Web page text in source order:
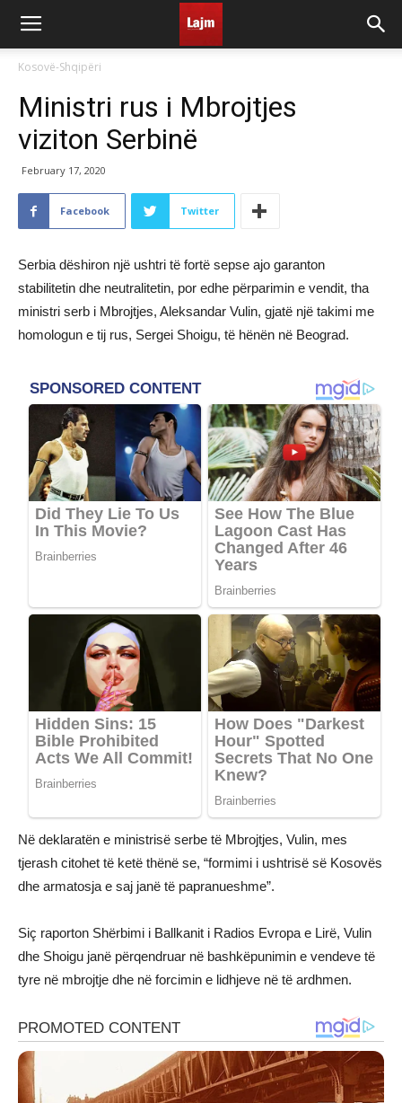
Kosovë-Shqipëri
Ministri rus i Mbrojtjes
viziton Serbinë
February 17, 2020
Facebook Twitter
Serbia dëshiron një ushtri të fortë sepse ajo garanton
stabilitetin dhe neutralitetin, por edhe përparimin e vendit, tha
ministri serb i Mbrojtjes, Aleksandar Vulin, gjatë një takimi me
homologun e tij rus, Sergei Shoigu, të hënën në Beograd.
Në deklaratën e ministrisë serbe të Mbrojtjes, Vulin, mes
tjerash citohet të ketë thënë se, “formimi i ushtrisë së Kosovës
dhe armatosja e saj janë të papranueshme”.
Siç raporton Shërbimi i Ballkanit i Radios Evropa e Lirë, Vulin
dhe Shoigu janë përqendruar në bashkëpunimin e vendeve të
tyre në mbrojtje dhe në forcimin e lidhjeve në të ardhmen.